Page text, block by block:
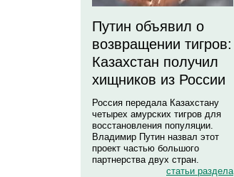
Путин объявил о
возвращении тигров:
Казахстан получил
хищников из России
Россия передала Казахстану
четырех амурских тигров для
восстановления популяции.
Владимир Путин назвал этот
проект частью большого
партнерства двух стран.
статьи раздела